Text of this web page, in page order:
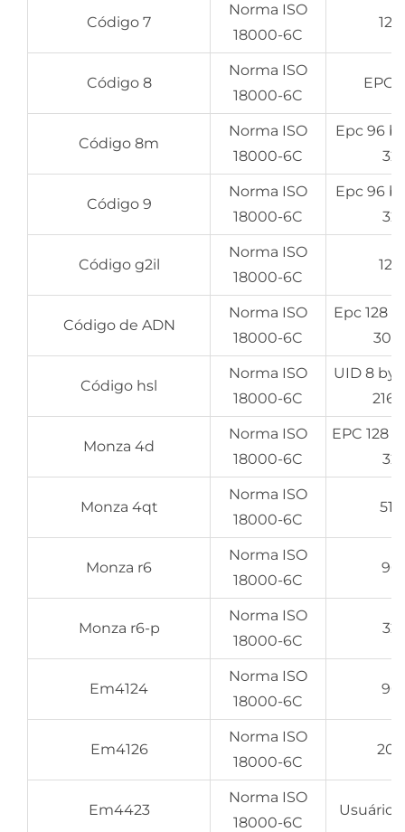
Código 7
Norma ISO
18000-6C
Código 8
Norma ISO
18000-6C
EPC
Código 8m
Norma ISO
18000-6C
Epc 96
32
Código 9
Norma ISO
18000-6C
Epc 96
32
Código g2il
Norma ISO
18000-6C
Código de ADN
Norma ISO
18000-6C
Epc 128
Código hsl
Norma ISO
18000-6C
UID 8
216
Monza 4d
Norma ISO
18000-6C
EPC 128
32
Monza 4qt
Norma ISO
18000-6C
Monza r6
Norma ISO
18000-6C
96
Monza r6-p
Norma ISO
18000-6C
32
Em4124
Norma ISO
18000-6C
96
Em4126
Norma ISO
18000-6C
Em4423
Norma ISO
18000-6C
Usuário